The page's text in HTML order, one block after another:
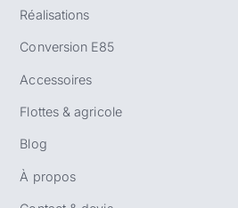
Réalisations
Conversion E85
Accessoires
Flottes & agricole
Blog
À propos